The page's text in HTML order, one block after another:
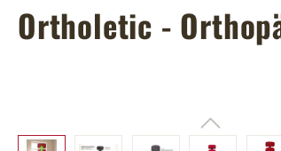
Ortholetic -
Bildergalerie überspringen